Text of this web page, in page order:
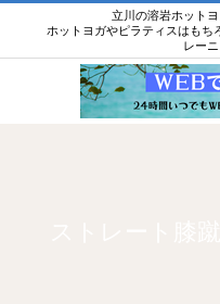
立川の溶岩ホット
ホットヨガやピラティスはもち
レー